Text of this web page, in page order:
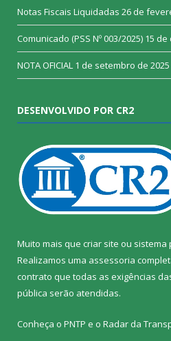
Notas Fiscais Liquidadas 26 de
Comunicado (PSS Nº 003/2025) 15 de
NOTA OFICIAL 1 de setembro de 2025
DESENVOLVIDO POR CR2
Muito mais que criar site ou sistema
Realizamos uma assessoria
contrato que todas as exigências
pública serão atendidas.
Conheça o PNTP e o Radar da